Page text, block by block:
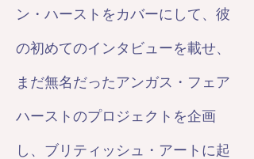
ン・ハーストをカバーにして、彼
の初めてのインタビューを載せ、
まだ無名だったアンガス・フェア
ハーストのプロジェクトを企画
し、ブリティッシュ・アートに起